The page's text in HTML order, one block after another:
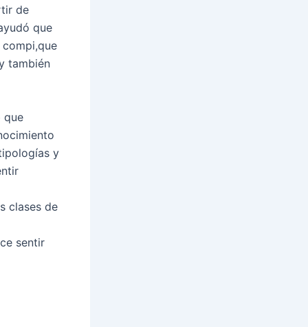
de
que
también
que
y
clases de
sentir